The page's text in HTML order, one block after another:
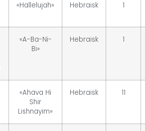
«Hallelujah» Hebraisk 1
«A-Ba-Ni-
Bi»
Hebraisk 1
«Ahava Hi
Shir
Lishnayim»
Hebraisk 11